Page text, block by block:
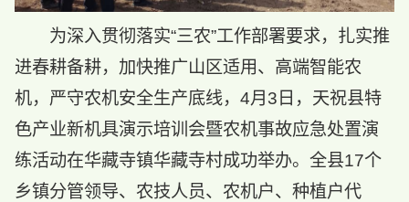
为深入贯彻落实“三农”工作部署要求，扎实推
进春耕备耕，加快推广山区适用、高端智能农
机，严守农机安全生产底线，4月3日，天祝县特
色产业新机具演示培训会暨农机事故应急处置演
练活动在华藏寺镇华藏寺村成功举办。全县17个
乡镇分管领导、农技人员、农机户、种植户代